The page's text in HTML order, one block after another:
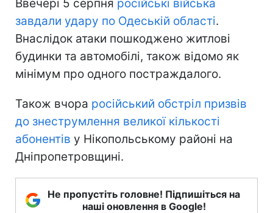
Ввечері 5 серпня російські війська
завдали удару по Одеській області.
Внаслідок атаки пошкоджено житлові
будинки та автомобілі, також відомо як
мінімум про одного постраждалого.
Також вчора російський обстріл призвів
до знеструмлення великої кількості
абонентів у Нікопольському районі на
Дніпропетровщині.
Не пропустіть головне! Підпишіться на
наші оновлення в Google!